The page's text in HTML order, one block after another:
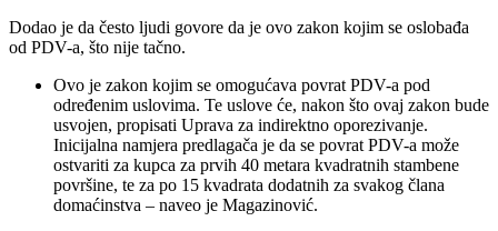
Dodao je da često ljudi govore da je ovo zakon kojim se oslobađa
od PDV-a, što nije tačno.
Ovo je zakon kojim se omogućava povrat PDV-a pod
određenim uslovima. Te uslove će, nakon što ovaj zakon bude
usvojen, propisati Uprava za indirektno oporezivanje.
Inicijalna namjera predlagača je da se povrat PDV-a može
ostvariti za kupca za prvih 40 metara kvadratnih stambene
površine, te za po 15 kvadrata dodatnih za svakog člana
domaćinstva – naveo je Magazinović.